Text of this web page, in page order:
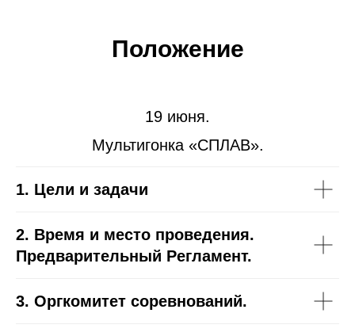
Положение
19 июня.
Мультигонка «СПЛАВ».
1. Цели и задачи
2. Время и место проведения.
Предварительный Регламент.
3. Оргкомитет соревнований.